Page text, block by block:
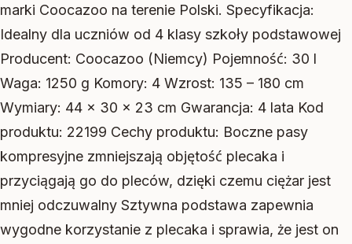
marki Coocazoo na terenie Polski. Specyfikacja:
Idealny dla uczniów od 4 klasy szkoły podstawowej
Producent: Coocazoo (Niemcy) Pojemność: 30 l
Waga: 1250 g Komory: 4 Wzrost: 135 – 180 cm
Wymiary: 44 x 30 x 23 cm Gwarancja: 4 lata Kod
produktu: 22199 Cechy produktu: Boczne pasy
kompresyjne zmniejszają objętość plecaka i
przyciągają go do pleców, dzięki czemu ciężar jest
mniej odczuwalny Sztywna podstawa zapewnia
wygodne korzystanie z plecaka i sprawia, że jest on